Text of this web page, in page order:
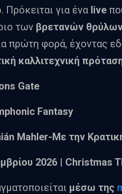
Πρόκειται για ένα live
των βρετανών
πρώτη φορά, έχοντας
καλλιτεχνική
Gate
Fantasy
án Mahler-Με την
2026 | Christmas
μέσω της